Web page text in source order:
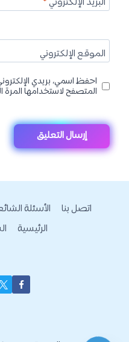
الموقع الإلكتروني
احفظ اسمي، بريدي
المتصفح لاستخدامها المرة
اتصل بنا الأسئلة
الرئيسية